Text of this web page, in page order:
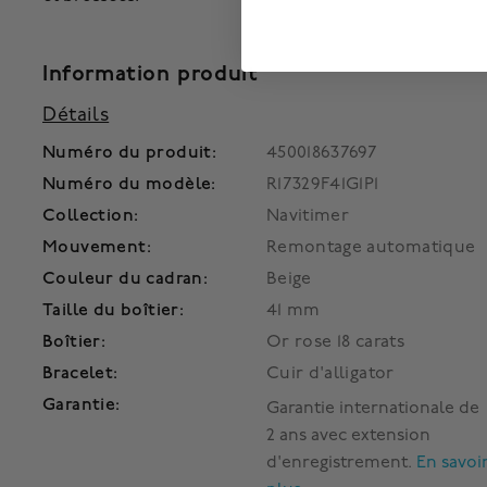
Information produit
Détails
Numéro du produit:
450018637697
Numéro du modèle:
R17329F41G1P1
Collection:
Navitimer
Mouvement:
Remontage automatique
Couleur du cadran:
Beige
Taille du boîtier:
41 mm
Boîtier:
Or rose 18 carats
Bracelet:
Cuir d'alligator
Garantie:
Garantie internationale de
2 ans avec extension
d'enregistrement. En